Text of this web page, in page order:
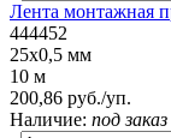
Лента монтажная
444452
25x0,5 мм
10 м
200,86 руб./уп.
Наличие: под заказ